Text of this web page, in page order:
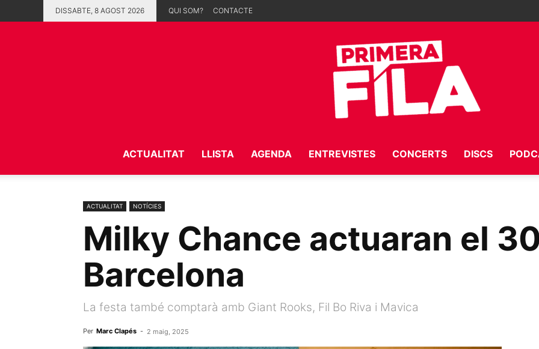
DISSABTE, 8 AGOST 2026 QUI SOM? CONTACTE
Fila
ACTUALITAT LLISTA AGENDA ENTREVISTES CONCERTS DISCS
ACTUALITAT NOTÍCIES
Milky Chance actuaran el
Barcelona
La festa també comptarà amb Giant Rooks, Fil Bo Riva i Mavica
Per Marc Clapés - 2 maig, 2025